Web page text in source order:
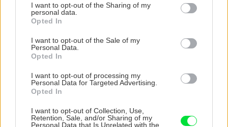
not limited to your visit or usage behaviour. You may click to
grant or deny consent to Google and its third-party tags to
use your data for below specified purposes in below Google
consent section.
I want to opt-out of the Sharing of my
personal data.
Opted In
I want to opt-out of the Sale of my
Personal Data.
Opted In
I want to opt-out of processing my
Personal Data for Targeted Advertising.
Opted In
I want to opt-out of Collection, Use,
Retention, Sale, and/or Sharing of my
Personal Data that Is Unrelated with the
Na Morave prerobila
starú chalupu na
nepoznanie: Keď
vojdete dnu, zabudnete,
S motorovou pílou sa
Slovák sa nebál a v
Čičmanoch si postavil